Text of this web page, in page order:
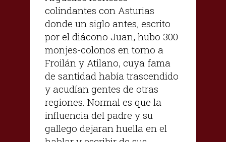
colindantes con Asturias
donde un siglo antes, escrito
por el diácono Juan, hubo 300
monjes-colonos en torno a
Froilán y Atilano, cuya fama
de santidad había trascendido
y acudían gentes de otras
regiones. Normal es que la
influencia del padre y su
gallego dejaran huella en el